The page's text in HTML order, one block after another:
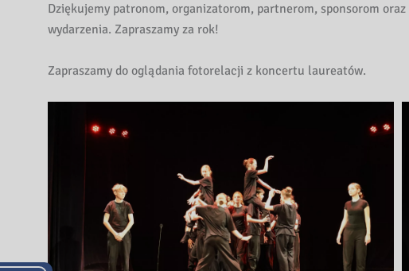
Dziękujemy patronom, organizatorom, partnerom, sponsorom
wydarzenia. Zapraszamy za rok!
Zapraszamy do oglądania fotorelacji z koncertu laureatów.